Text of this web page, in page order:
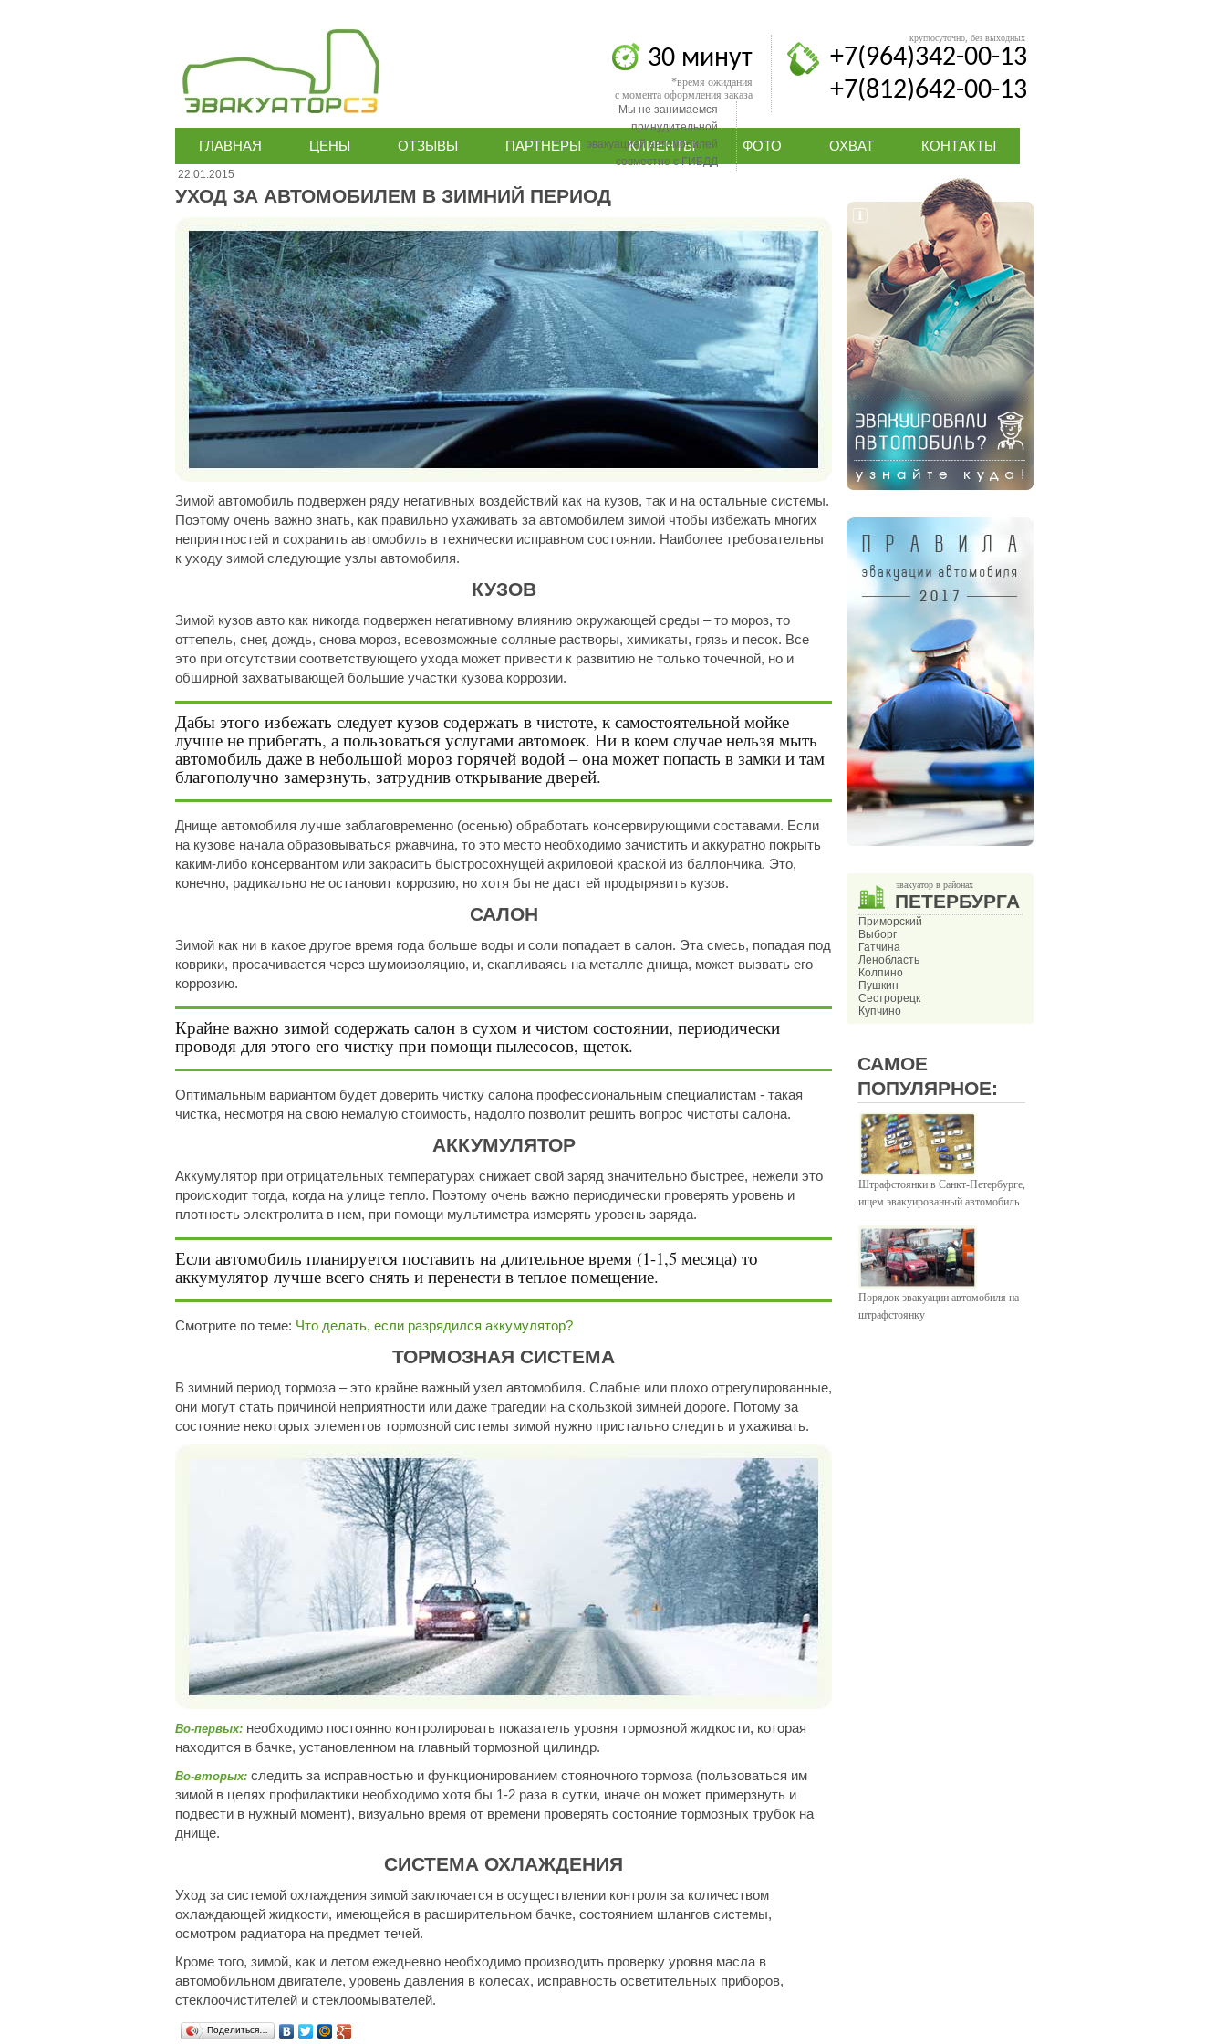
круглосуточно, без выходных
+7(964)342-00-13
+7(812)642-00-13
30 минут
*время ожидания
с момента оформления заказа
Мы не занимаемся
принудительной
эвакуацией автомобилей
совместно с ГИБДД
ГЛАВНАЯ ЦЕНЫ ОТЗЫВЫ ПАРТНЕРЫ КЛИЕНТЫ ФОТО ОХВАТ КОНТАКТЫ
22.01.2015
УХОД ЗА АВТОМОБИЛЕМ В ЗИМНИЙ ПЕРИОД
Зимой автомобиль подвержен ряду негативных воздействий как на кузов, так и на остальные системы.
Поэтому очень важно знать, как правильно ухаживать за автомобилем зимой чтобы избежать многих
неприятностей и сохранить автомобиль в технически исправном состоянии. Наиболее требовательны
к уходу зимой следующие узлы автомобиля.
КУЗОВ
Зимой кузов авто как никогда подвержен негативному влиянию окружающей среды – то мороз, то
оттепель, снег, дождь, снова мороз, всевозможные соляные растворы, химикаты, грязь и песок. Все
это при отсутствии соответствующего ухода может привести к развитию не только точечной, но и
обширной захватывающей большие участки кузова коррозии.
Дабы этого избежать следует кузов содержать в чистоте, к самостоятельной мойке
лучше не прибегать, а пользоваться услугами автомоек. Ни в коем случае нельзя мыть
автомобиль даже в небольшой мороз горячей водой – она может попасть в замки и там
благополучно замерзнуть, затруднив открывание дверей.
Днище автомобиля лучше заблаговременно (осенью) обработать консервирующими составами. Если
на кузове начала образовываться ржавчина, то это место необходимо зачистить и аккуратно покрыть
каким-либо консервантом или закрасить быстросохнущей акриловой краской из баллончика. Это,
конечно, радикально не остановит коррозию, но хотя бы не даст ей продырявить кузов.
САЛОН
Зимой как ни в какое другое время года больше воды и соли попадает в салон. Эта смесь, попадая под
коврики, просачивается через шумоизоляцию, и, скапливаясь на металле днища, может вызвать его
коррозию.
Крайне важно зимой содержать салон в сухом и чистом состоянии, периодически
проводя для этого его чистку при помощи пылесосов, щеток.
Оптимальным вариантом будет доверить чистку салона профессиональным специалистам - такая
чистка, несмотря на свою немалую стоимость, надолго позволит решить вопрос чистоты салона.
АККУМУЛЯТОР
Аккумулятор при отрицательных температурах снижает свой заряд значительно быстрее, нежели это
происходит тогда, когда на улице тепло. Поэтому очень важно периодически проверять уровень и
плотность электролита в нем, при помощи мультиметра измерять уровень заряда.
Если автомобиль планируется поставить на длительное время (1-1,5 месяца) то
аккумулятор лучше всего снять и перенести в теплое помещение.
Смотрите по теме: Что делать, если разрядился аккумулятор?
ТОРМОЗНАЯ СИСТЕМА
В зимний период тормоза – это крайне важный узел автомобиля. Слабые или плохо отрегулированные,
они могут стать причиной неприятности или даже трагедии на скользкой зимней дороге. Потому за
состояние некоторых элементов тормозной системы зимой нужно пристально следить и ухаживать.
Во-первых: необходимо постоянно контролировать показатель уровня тормозной жидкости, которая
находится в бачке, установленном на главный тормозной цилиндр.
Во-вторых: следить за исправностью и функционированием стояночного тормоза (пользоваться им
зимой в целях профилактики необходимо хотя бы 1-2 раза в сутки, иначе он может примерзнуть и
подвести в нужный момент), визуально время от времени проверять состояние тормозных трубок на
днище.
СИСТЕМА ОХЛАЖДЕНИЯ
Уход за системой охлаждения зимой заключается в осуществлении контроля за количеством
охлаждающей жидкости, имеющейся в расширительном бачке, состоянием шлангов системы,
осмотром радиатора на предмет течей.
Кроме того, зимой, как и летом ежедневно необходимо производить проверку уровня масла в
автомобильном двигателе, уровень давления в колесах, исправность осветительных приборов,
стеклоочистителей и стеклоомывателей.
Поделиться…
эвакуатор в районах
ПЕТЕРБУРГА
Приморский
Выборг
Гатчина
Ленобласть
Колпино
Пушкин
Сестрорецк
Купчино
САМОЕ
ПОПУЛЯРНОЕ:
Штрафстоянки в Санкт-Петербурге,
ищем эвакуированный автомобиль
Порядок эвакуации автомобиля на
штрафстоянку